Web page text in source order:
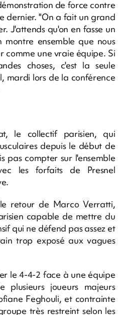
de force contre
dernier. "On a fait un grand
J'attends qu'on en fasse un
ensemble que nous
comme une vraie équipe. Si
choses, c'est la seule
mardi lors de la conférence
le collectif parisien, qui
depuis le début de
pas compter sur l'ensemble
les forfaits de Presnel
retour de Marco Verratti,
capable de mettre du
qui ne défend pas assez et
trop exposé aux vagues
le 4-4-2 face à une équipe
plusieurs joueurs majeurs
Feghouli, et contrainte
très restreint selon les